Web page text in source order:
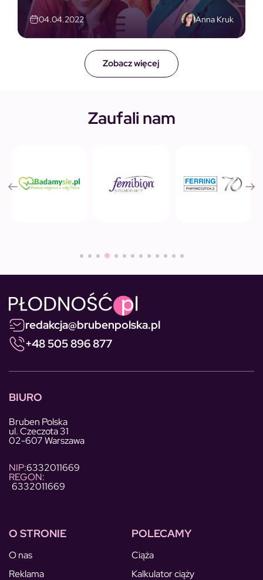
Zobacz więcej
04.04.2022 Anna Kruk
Zaufali nam
redakcja@brubenpolska.pl
+48 505 896 877
BIURO
Bruben Polska
ul. Czeczota 31
02-607 Warszawa
NIP:6332011669
REGON:
6332011669
O STRONIE
O nas
Reklama
POLECAMY
Ciąża
Kalkulator ciąży